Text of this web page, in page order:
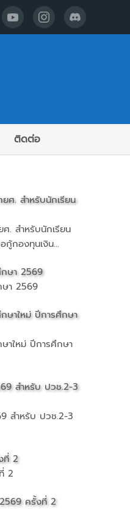
ติดต่อ
. สำหรับนักเรียน
กองทุนเงิน...
ษา 2569
าใหม่ ปีการศึกษา
สำหรับ ปวช.2-3
2